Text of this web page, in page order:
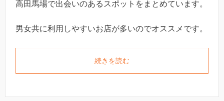
高田馬場で出会いのあるスポットをまとめています。
男女共に利用しやすいお店が多いのでオススメです。
続きを読む